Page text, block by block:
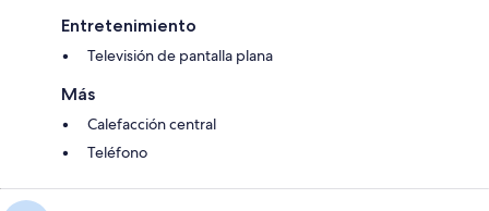
Entretenimiento
Televisión de pantalla plana
Más
Calefacción central
Teléfono